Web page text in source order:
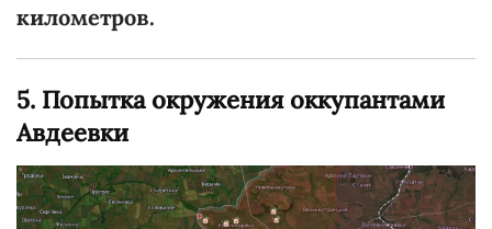
километров.
5. Попытка окружения оккупантами
Авдеевки